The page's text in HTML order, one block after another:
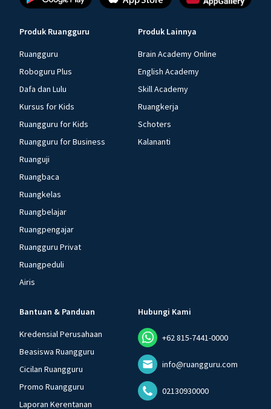
Produk Ruangguru
Ruangguru
Roboguru Plus
Dafa dan Lulu
Kursus for Kids
Ruangguru for Kids
Ruangguru for Business
Ruanguji
Ruangbaca
Ruangkelas
Ruangbelajar
Ruangpengajar
Ruangguru Privat
Ruangpeduli
Airis
Produk Lainnya
Brain Academy Online
English Academy
Skill Academy
Ruangkerja
Schoters
Kalananti
Bantuan & Panduan
Kredensial Perusahaan
Beasiswa Ruangguru
Cicilan Ruangguru
Promo Ruangguru
Laporan Kerentanan
Hubungi Kami
+62 815-7441-0000
info@ruangguru.com
02130930000